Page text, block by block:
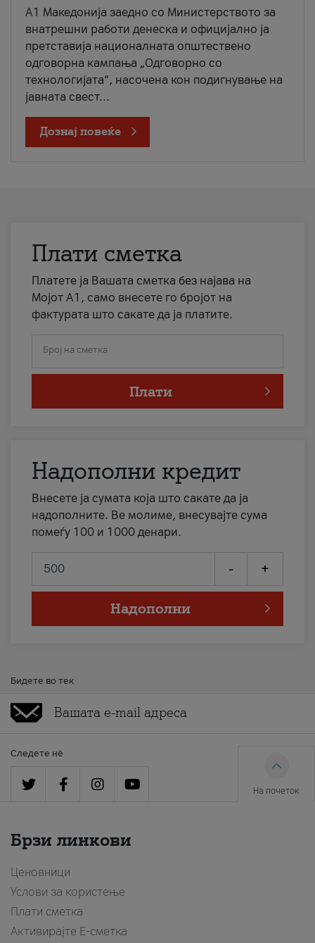
A1 Македонија заедно со Министерството за
внатрешни работи денеска и официјално ја
претставија националната општествено
одговорна кампања „Одговорно со
технологијата“, насочена кон подигнување на
јавната свест...
Дознај повеќе
Плати сметка
Платете ја Вашата сметка без најава на
Мојот А1, само внесете го бројот на
фактурата што сакате да ја платите.
Број на сметка
Плати
Надополни кредит
Внесете ја сумата која што сакате да ја
надополните. Ве молиме, внесувајте сума
помеѓу 100 и 1000 денари.
- +
Надополни
Бидете во тек
Следете нè
На почеток
Брзи линкови
Ценовници
Услови за користење
Плати сметка
Активирајте Е-сметка